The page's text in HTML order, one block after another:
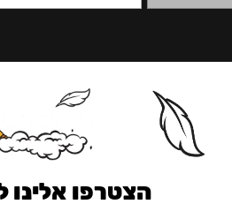
הצטרפו אלינו